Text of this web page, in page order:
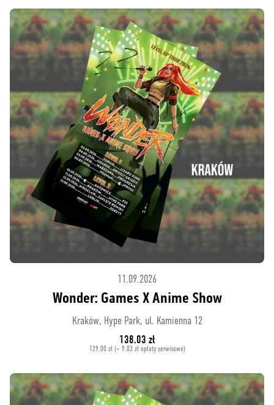
11.09.2026
Wonder: Games X Anime Show
Kraków, Hype Park, ul. Kamienna 12
138.03 zł
129.00 zł (+ 9.03 zł opłaty serwisowe)